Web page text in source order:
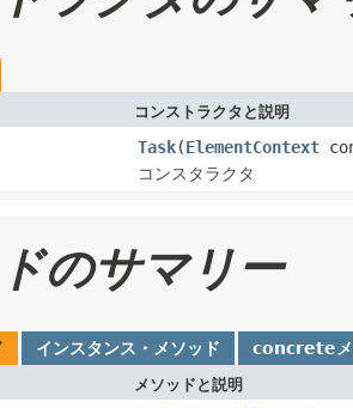
コンストラクタと説明
Task(ElementContext
コンスタラクタ
のサマリー
インスタンス・メソッド concreteメ
メソッドと説明